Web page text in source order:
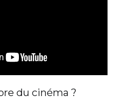
du cinéma ?